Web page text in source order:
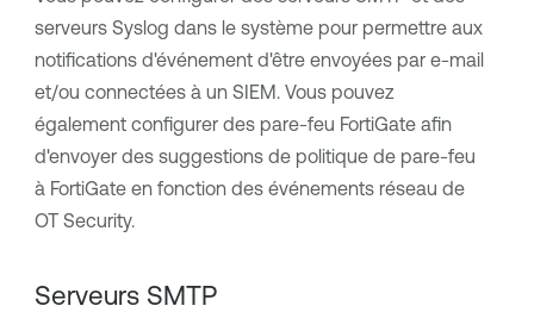
serveurs Syslog dans le système pour permettre aux
notifications d'événement d'être envoyées par e-mail
et/ou connectées à un SIEM. Vous pouvez
également configurer des pare-feu FortiGate afin
d'envoyer des suggestions de politique de pare-feu
à FortiGate en fonction des événements réseau de
OT Security.
Serveurs SMTP